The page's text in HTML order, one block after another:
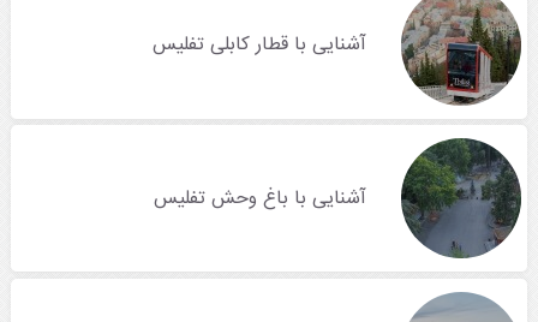
آشنایی با قطار کابلی تفلیس
آشنایی با باغ وحش تفلیس